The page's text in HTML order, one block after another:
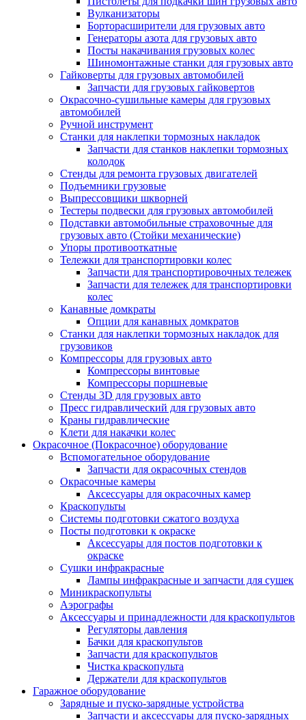
Вулканизаторы
Борторасширители для грузовых авто
Генераторы азота для грузовых авто
Посты накачивания грузовых колес
Шиномонтажные станки для грузовых авто
Гайковерты для грузовых автомобилей
Запчасти для грузовых гайковертов
Окрасочно-сушильные камеры для грузовых
автомобилей
Ручной инструмент
Станки для наклепки тормозных накладок
Запчасти для станков наклепки тормозных
колодок
Стенды для ремонта грузовых двигателей
Подъемники грузовые
Выпрессовщики шкворней
Тестеры подвески для грузовых автомобилей
Подставки автомобильные страховочные для
грузовых авто (Стойки механические)
Упоры противооткатные
Тележки для транспортировки колес
Запчасти для транспортировочных тележек
Запчасти для тележек для транспортировки
колес
Канавные домкраты
Опции для канавных домкратов
Станки для наклепки тормозных накладок для
грузовиков
Компрессоры для грузовых авто
Компрессоры винтовые
Компрессоры поршневые
Стенды 3D для грузовых авто
Пресс гидравлический для грузовых авто
Краны гидравлические
Клети для накачки колес
Окрасочное (Покрасочное) оборудование
Вспомогательное оборудование
Запчасти для окрасочных стендов
Окрасочные камеры
Аксессуары для окрасочных камер
Краскопульты
Системы подготовки сжатого воздуха
Посты подготовки к окраске
Аксессуары для постов подготовки к
окраске
Сушки инфракрасные
Лампы инфракрасные и запчасти для сушек
Миникраскопульты
Аэрографы
Аксессуары и принадлежности для краскопультов
Регуляторы давления
Бачки для краскопультов
Запчасти для краскопультов
Чистка краскопульта
Держатели для краскопультов
Гаражное оборудование
Зарядные и пуско-зарядные устройства
Запчасти и аксессуары для пуско-зарядных